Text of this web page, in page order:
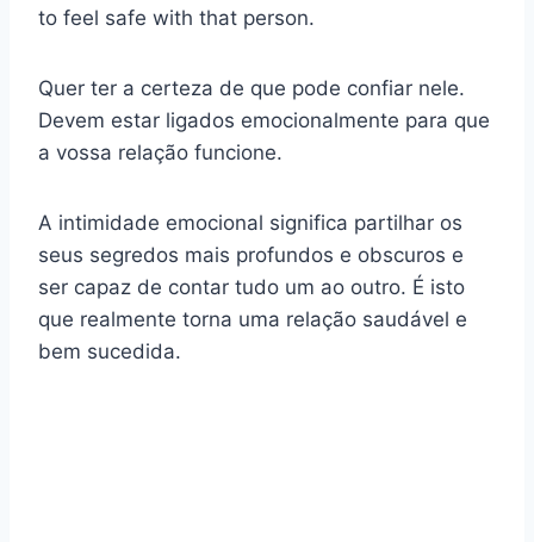
to feel safe with that person.
Quer ter a certeza de que pode confiar nele.
Devem estar ligados emocionalmente para que
a vossa relação funcione.
A intimidade emocional significa partilhar os
seus segredos mais profundos e obscuros e
ser capaz de contar tudo um ao outro. É isto
que realmente torna uma relação saudável e
bem sucedida.